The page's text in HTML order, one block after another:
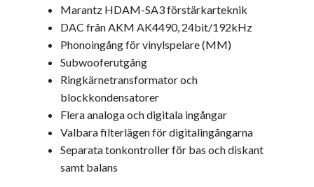
Marantz HDAM-SA3 förstärkarteknik
DAC från AKM AK4490, 24bit/192kHz
Phonoingång för vinylspelare (MM)
Subwooferutgång
Ringkärnetransformator och
blockkondensatorer
Flera analoga och digitala ingångar
Valbara filterlägen för digitalingångarna
Separata tonkontroller för bas och diskant
samt balans